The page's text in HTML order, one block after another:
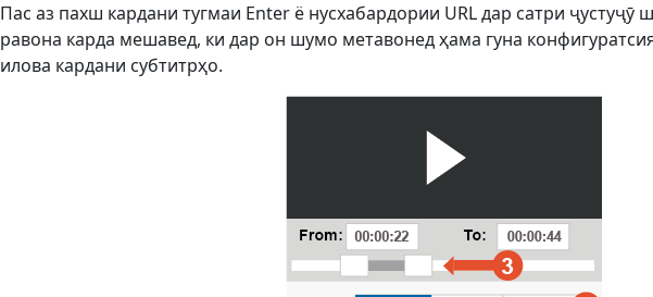
Пас аз пахш кардани тугмаи Enter ё нусхабардории URL дар сатри ҷустуҷӯ
равона карда мешавед, ки дар он шумо метавонед ҳама гуна
илова кардани субтитрҳо.